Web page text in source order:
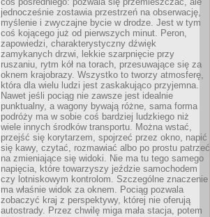
jednocześnie zostawia przestrzeń na obserwację,
myślenie i zwyczajne bycie w drodze. Jest w tym
coś kojącego już od pierwszych minut. Peron,
zapowiedzi, charakterystyczny dźwięk
zamykanych drzwi, lekkie szarpnięcie przy
ruszaniu, rytm kół na torach, przesuwające się za
oknem krajobrazy. Wszystko to tworzy atmosferę,
która dla wielu ludzi jest zaskakująco przyjemna.
Nawet jeśli pociąg nie zawsze jest idealnie
punktualny, a wagony bywają różne, sama forma
podróży ma w sobie coś bardziej ludzkiego niż
wiele innych środków transportu. Można wstać,
przejść się korytarzem, spojrzeć przez okno, napić
się kawy, czytać, rozmawiać albo po prostu patrzeć
na zmieniające się widoki. Nie ma tu tego samego
napięcia, które towarzyszy jeździe samochodem
czy lotniskowym kontrolom. Szczególne znaczenie
ma właśnie widok za oknem. Pociąg pozwala
zobaczyć kraj z perspektywy, której nie oferują
autostrady. Przez chwilę miga mała stacja, potem